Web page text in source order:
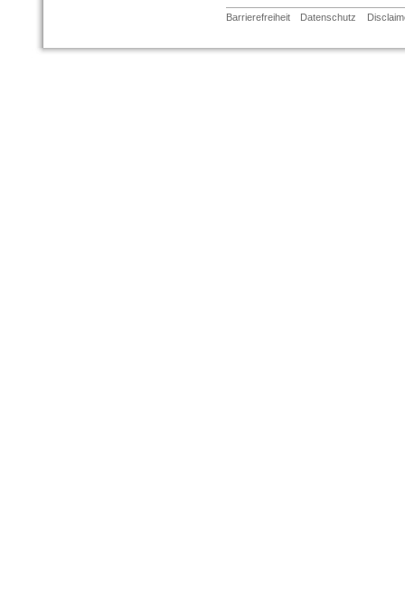
Barrierefreiheit Datenschutz